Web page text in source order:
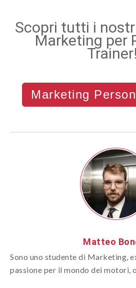
Scopri tutti i
Marketing per
Trainer!
Marketing
Matteo
Sono uno studente di Marketing,
passione per il mondo dei motori,